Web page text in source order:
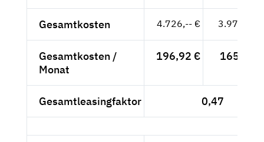
Gesamtkosten 4.726,-- € 3.971,43
Gesamtkosten /
Monat
196,92 € 165,48 €
Gesamtleasingfaktor 0,47